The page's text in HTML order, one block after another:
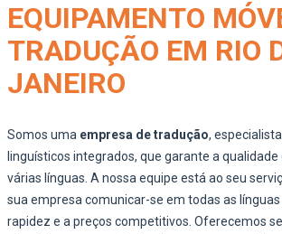
EQUIPAMENTO
TRADUÇÃO EM RIO
JANEIRO
Somos uma empresa de tradução,
linguísticos integrados, que garante a
várias línguas. A nossa equipe está ao seu
sua empresa comunicar-se em todas as
rapidez e a preços competitivos. Oferecemos